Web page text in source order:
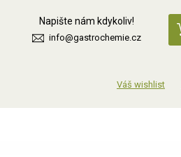
Napište nám kdykoliv!
info@gastrochemie.cz